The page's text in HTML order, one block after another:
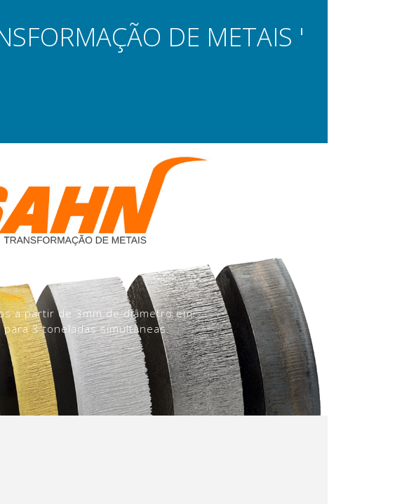
DE METAIS '
a partir de 3mm de diâmetro em
para 3 toneladas simultâneas.